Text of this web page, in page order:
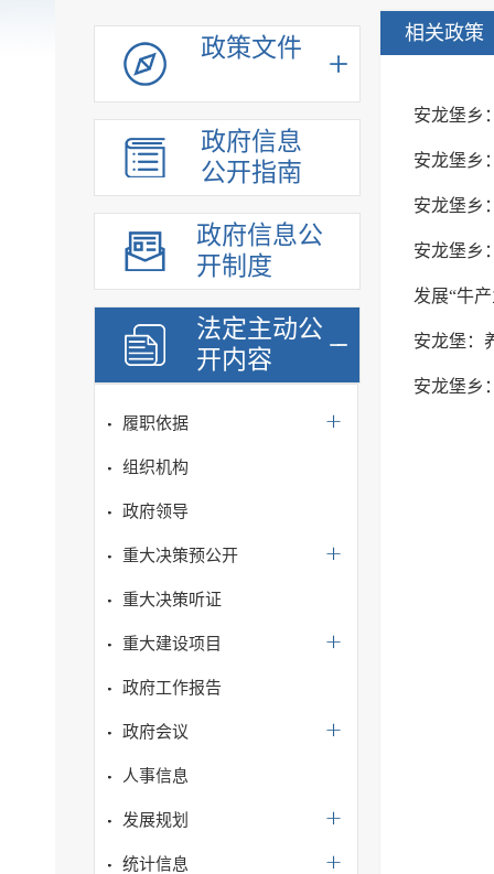
政策文件
政府信息
公开指南
政府信息公
开制度
法定主动公
开内容
履职依据
组织机构
政府领导
重大决策预公开
重大决策听证
重大建设项目
政府工作报告
政府会议
人事信息
发展规划
统计信息
相关政策
安龙堡乡
安龙堡乡
安龙堡乡
安龙堡乡
发展“牛
安龙堡：
安龙堡乡